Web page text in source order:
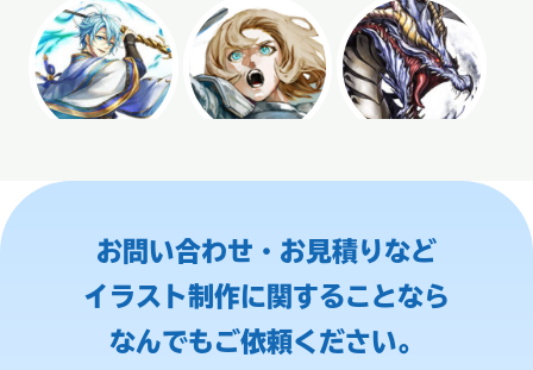
お問い合わせ・お見積りなど
イラスト制作に関することなら
なんでもご依頼ください。